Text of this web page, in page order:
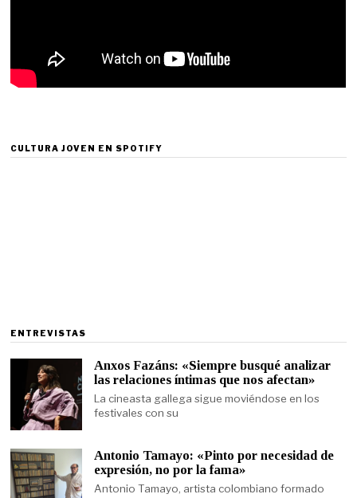
CULTURA JOVEN EN SPOTIFY
ENTREVISTAS
Anxos Fazáns: «Siempre busqué analizar
las relaciones íntimas que nos afectan»
La cineasta gallega sigue moviéndose en los
festivales con su
Antonio Tamayo: «Pinto por necesidad de
expresión, no por la fama»
Antonio Tamayo, artista colombiano formado